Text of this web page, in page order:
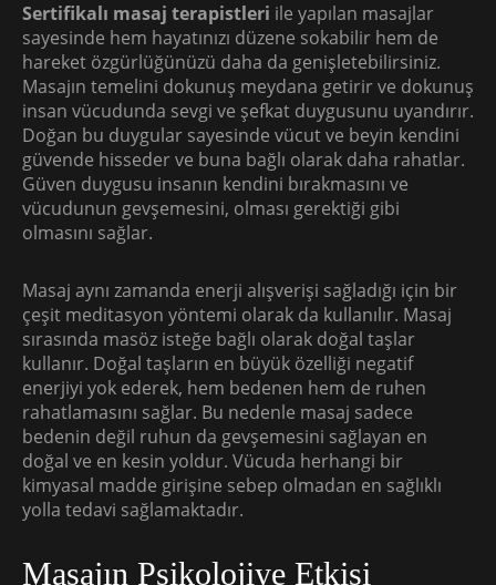
Sertifikalı masaj terapistleri ile yapılan masajlar
sayesinde hem hayatınızı düzene sokabilir hem de
hareket özgürlüğünüzü daha da genişletebilirsiniz.
Masajın temelini dokunuş meydana getirir ve dokunuş
insan vücudunda sevgi ve şefkat duygusunu uyandırır.
Doğan bu duygular sayesinde vücut ve beyin kendini
güvende hisseder ve buna bağlı olarak daha rahatlar.
Güven duygusu insanın kendini bırakmasını ve
vücudunun gevşemesini, olması gerektiği gibi
olmasını sağlar.
Masaj aynı zamanda enerji alışverişi sağladığı için bir
çeşit meditasyon yöntemi olarak da kullanılır. Masaj
sırasında masöz isteğe bağlı olarak doğal taşlar
kullanır. Doğal taşların en büyük özelliği negatif
enerjiyi yok ederek, hem bedenen hem de ruhen
rahatlamasını sağlar. Bu nedenle masaj sadece
bedenin değil ruhun da gevşemesini sağlayan en
doğal ve en kesin yoldur. Vücuda herhangi bir
kimyasal madde girişine sebep olmadan en sağlıklı
yolla tedavi sağlamaktadır.
Masajın Psikolojiye Etkisi